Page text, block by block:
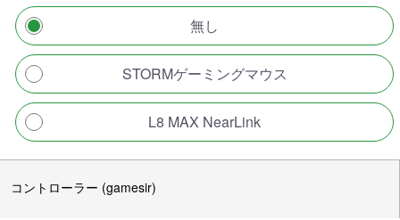
無し
STORMゲーミングマウス
L8 MAX NearLink
コントローラー (gamesir)